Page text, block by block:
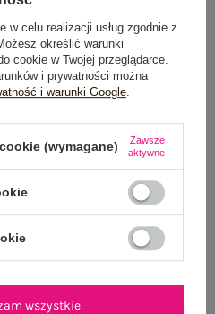
200,00 zł
w celu realizacji usług zgodnie z
określić warunki
cookie w Twojej przeglądarce.
i prywatności można
i warunki Google.
(wymagane)
Zawsze
aktywne
wszystkie